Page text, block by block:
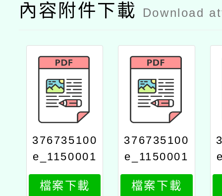
內容附件下載 Download
376735100
e_1150001
635_attach
4
檔案下載
376735100
e_1150001
635_attach
3
檔案下載